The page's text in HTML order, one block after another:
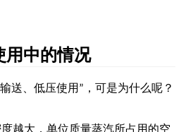
用中的情况
送、低压使用 ” ，可是为什么呢？
越大，单位质量蒸汽所占用的空